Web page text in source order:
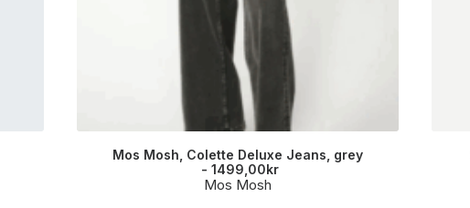
Mos Mosh, Colette Deluxe Jeans, grey
1499,00kr
Mos Mosh